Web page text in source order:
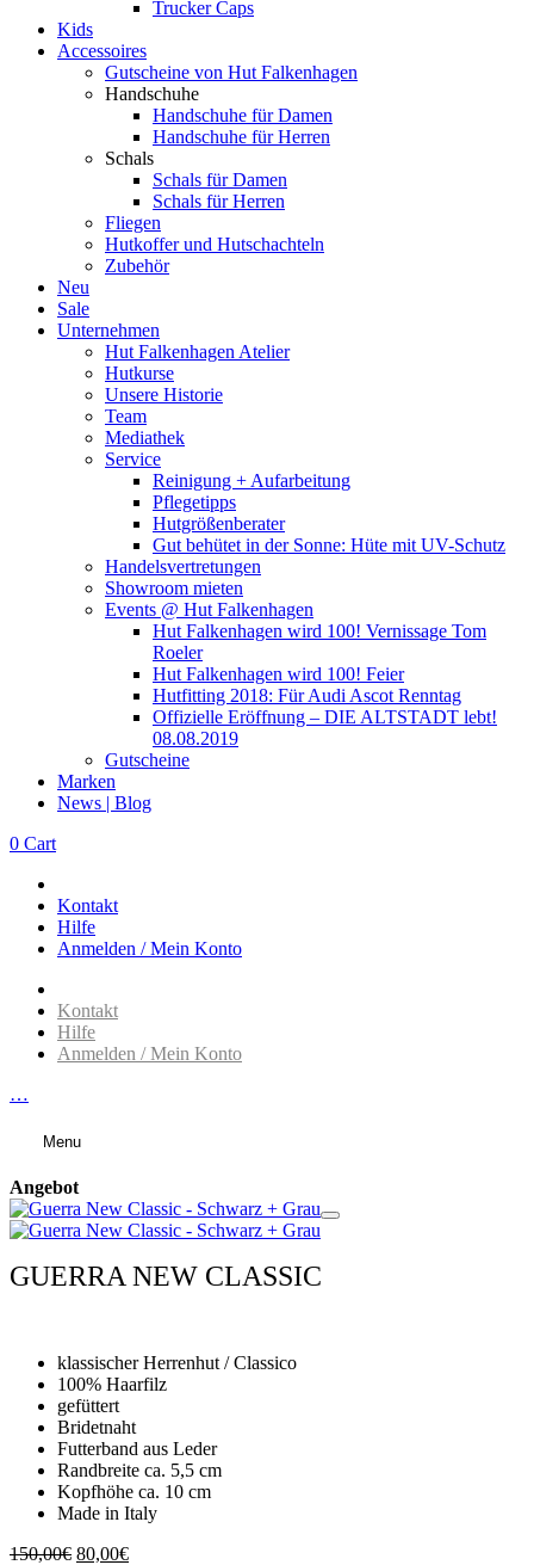
Trucker Caps
Kids
Accessoires
Gutscheine von Hut Falkenhagen
Handschuhe
Handschuhe für Damen
Handschuhe für Herren
Schals
Schals für Damen
Schals für Herren
Fliegen
Hutkoffer und Hutschachteln
Zubehör
Neu
Sale
Unternehmen
Hut Falkenhagen Atelier
Hutkurse
Unsere Historie
Team
Mediathek
Service
Reinigung + Aufarbeitung
Pflegetipps
Hutgrößenberater
Gut behütet in der Sonne: Hüte mit UV-Schutz
Handelsvertretungen
Showroom mieten
Events @ Hut Falkenhagen
Hut Falkenhagen wird 100! Vernissage Tom
Roeler
Hut Falkenhagen wird 100! Feier
Hutfitting 2018: Für Audi Ascot Renntag
Offizielle Eröffnung – DIE ALTSTADT lebt!
08.08.2019
Gutscheine
Marken
News | Blog
0 Cart
Kontakt
Hilfe
Anmelden / Mein Konto
Kontakt
Hilfe
Anmelden / Mein Konto
…
Menu
Angebot
GUERRA NEW CLASSIC
klassischer Herrenhut / Classico
100% Haarfilz
gefüttert
Bridetnaht
Futterband aus Leder
Randbreite ca. 5,5 cm
Kopfhöhe ca. 10 cm
Made in Italy
150,00€ Ursprünglicher
80,00€Aktueller